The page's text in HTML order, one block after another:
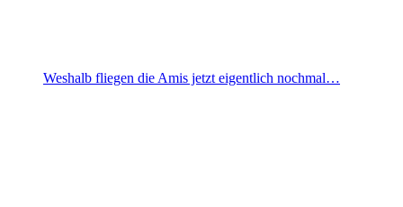
Weshalb fliegen die Amis jetzt eigentlich nochmal…